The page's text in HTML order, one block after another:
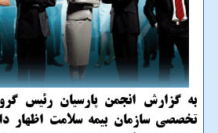
به گزارش انجمن پارسیان رئیس
تخصصی سازمان بیمه سلامت اظهار